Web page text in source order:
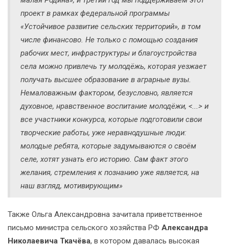
проект в рамках федеральной программы
«Устойчивое развитие сельских территорий», в том
числе финансово. Не только с помощью создания
рабочих мест, инфраструктуры и благоустройства
села можно привлечь ту молодёжь, которая уезжает
получать высшее образование в аграрные вузы.
Немаловажным фактором, безусловно, является
духовное, нравственное воспитание молодёжи, <...> и
все участники конкурса, которые подготовили свои
творческие работы, уже неравнодушные люди:
молодые ребята, которые задумываются о своём
селе, хотят узнать его историю. Сам факт этого
желания, стремления к познанию уже является, на
наш взгляд, мотивирующим»
Также Ольга Александровна зачитала приветственное
письмо министра сельского хозяйства РФ Александра
Николаевича Ткачёва, в котором давалась высокая